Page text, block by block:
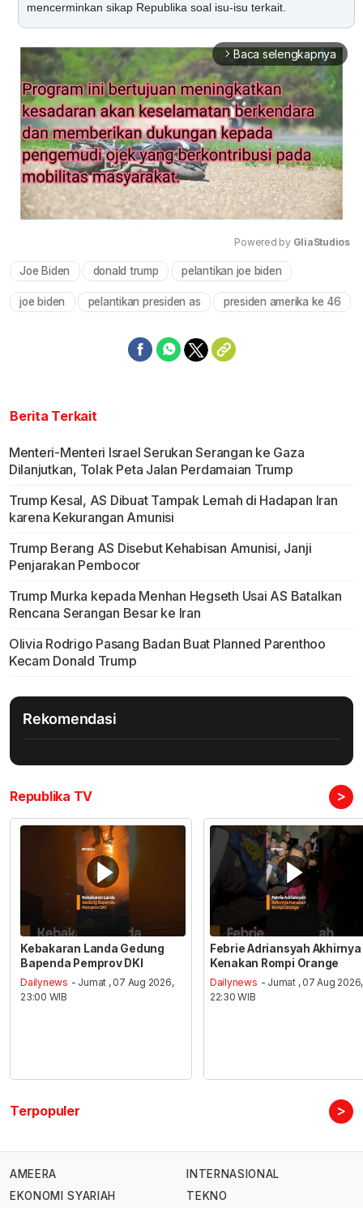
mencerminkan sikap Republika soal isu-isu terkait.
arrow_forward_ios Baca selengkapnya
Powered by GliaStudios
Joe Biden donald trump pelantikan joe biden
joe biden pelantikan presiden as presiden amerika ke 46
Berita Terkait
Menteri-Menteri Israel Serukan Serangan ke Gaza
Dilanjutkan, Tolak Peta Jalan Perdamaian Trump
Trump Kesal, AS Dibuat Tampak Lemah di Hadapan Iran
karena Kekurangan Amunisi
Trump Berang AS Disebut Kehabisan Amunisi, Janji
Penjarakan Pembocor
Trump Murka kepada Menhan Hegseth Usai AS Batalkan
Rencana Serangan Besar ke Iran
Olivia Rodrigo Pasang Badan Buat Planned Parenthoo
Kecam Donald Trump
Rekomendasi
Republika TV >
Kebakaran Landa Gedung
Bapenda Pemprov DKI
Dailynews - Jumat , 07 Aug 2026,
23:00 WIB
Febrie Adriansyah Akhirnya
Kenakan Rompi Orange
Dailynews - Jumat , 07 Aug 2026,
22:30 WIB
Terpopuler >
AMEERA
EKONOMI SYARIAH
INTERNASIONAL
TEKNO